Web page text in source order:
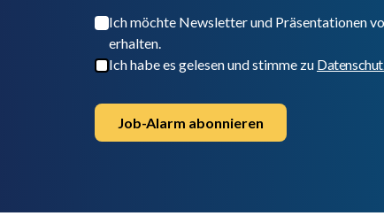
Ich möchte Newsletter und Präsentationen
erhalten.
Ich habe es gelesen und stimme zu
Job-Alarm abonnieren